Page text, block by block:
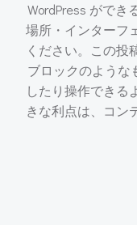
WordPress ができ
場所・インターフ
ください。この投
ブロックのよう
したり操作できる
きな利点は、コン